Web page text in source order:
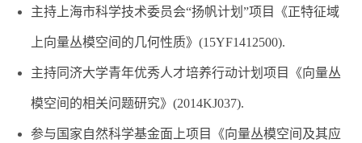
主持上海市科学技术委员会“扬帆计划”项目《正特征域
上向量丛模空间的几何性质》(15YF1412500).
主持同济大学青年优秀人才培养行动计划项目《向量丛
模空间的相关问题研究》(2014KJ037).
参与国家自然科学基金面上项目《向量丛模空间及其应